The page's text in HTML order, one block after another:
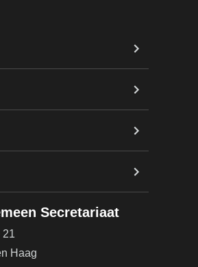
Secretariaat
21
Haag